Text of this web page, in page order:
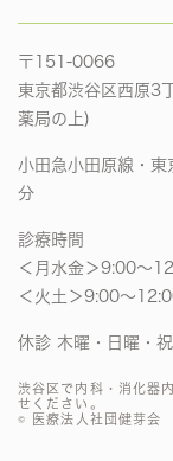
〒151-0066
東京都渋谷区西原3
薬局の上)
小田急小田原線・東
分
診療時間
＜月水金＞9:00〜
＜火土＞9:00〜
休診 木曜・日曜・祝
渋谷区で内科・消化器
せください。
© 医療法人社団健芽会